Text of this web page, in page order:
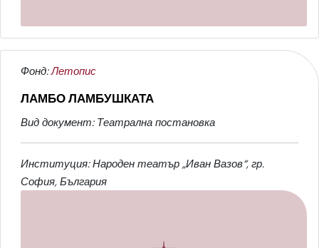
Фонд:Летопис
ЛАМБО ЛАМБУШКАТА
Вид документ: Театрална постановка
Институция: Народен театър „Иван Вазов“, гр.
София, България